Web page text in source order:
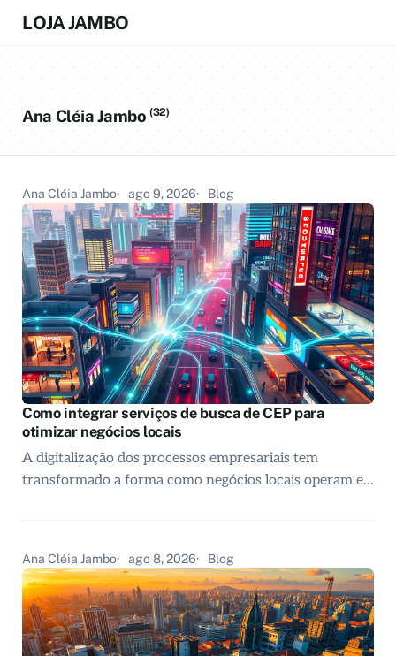
LOJA JAMBO
Ana Cléia Jambo(32)
Ana Cléia Jambo ago 9, 2026 Blog
Como integrar serviços de busca de CEP para
otimizar negócios locais
A digitalização dos processos empresariais tem
transformado a forma como negócios locais operam e…
Ana Cléia Jambo ago 8, 2026 Blog